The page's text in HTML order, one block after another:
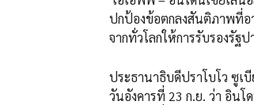
ปกป้องข้อตกลงสันติภาพที่อ
จากทั่วโลกให้การรับรองรัฐป
ประธานาธิบดีปราโบโว ซู
วันอังคารที่ 23 ก.ย. ว่า อิน